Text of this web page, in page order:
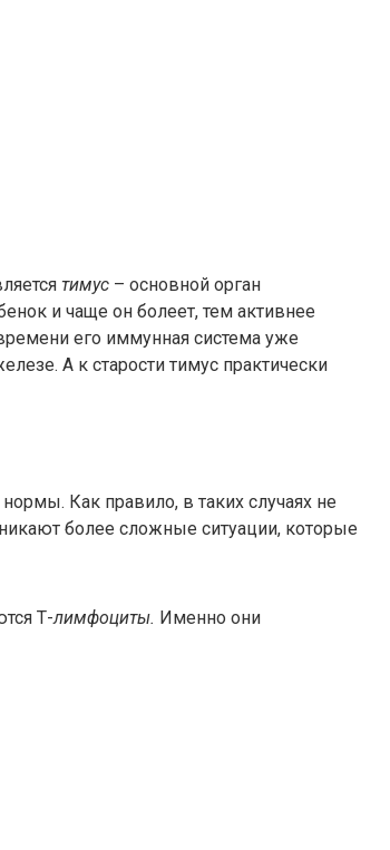
тимус – основной орган
и чаще он болеет, тем активнее
его иммунная система уже
А к старости тимус практически
Как правило, в таких случаях не
более сложные ситуации, которые
Т-лимфоциты. Именно они